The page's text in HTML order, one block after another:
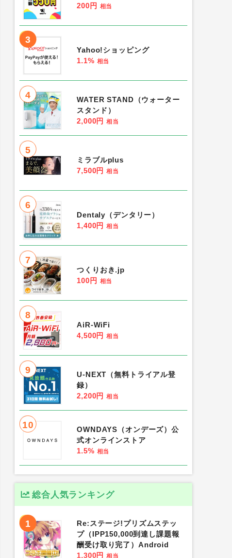
200円 相当
3
Yahoo!ショッピング
1.1% 相当
4
WATER STAND（ウォーター
スタンド）
2,000円 相当
5
ミラブルplus
7,500円 相当
6
Dentaly（デンタリー）
1,400円 相当
7
つくりおき.jp
100円 相当
8
AiR-WiFi
4,500円 相当
9
U-NEXT（無料トライアル登
録）
2,200円 相当
10
OWNDAYS（オンデーズ）公
式オンラインストア
1.5% 相当
総合人気ランキング
1
Re:ステージ!プリズムステッ
プ（IPP150,000到達し課題報
酬受け取り完了）Android
1,300円 相当